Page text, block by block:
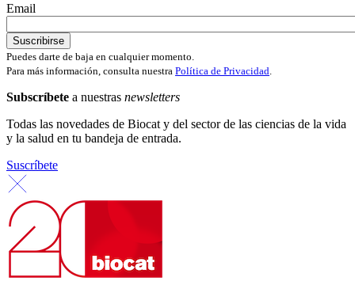
Email
Puedes darte de baja en cualquier momento.
Para más información, consulta nuestra Política de Privacidad
Subscríbete a nuestras newsletters
Todas las novedades de Biocat y del sector de las ciencias de la vida
y la salud en tu bandeja de entrada.
Suscríbete